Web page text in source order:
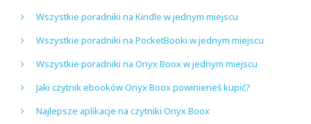
Wszystkie poradniki na Kindle w jednym miejscu
Wszystkie poradniki na PocketBooki w jednym miejscu
Wszystkie poradniki na Onyx Boox w jednym miejscu
Jaki czytnik ebooków Onyx Boox powinieneś kupić?
Najlepsze aplikacje na czytniki Onyx Boox